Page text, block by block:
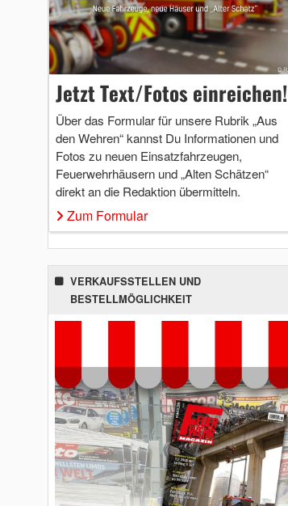
Jetzt Text/Fotos einreichen!
Über das Formular für unsere Rubrik „Aus
den Wehren“ kannst Du Informationen und
Fotos zu neuen Einsatzfahrzeugen,
Feuerwehrhäusern und „Alten Schätzen“
direkt an die Redaktion übermitteln.
Zum Formular
VERKAUFSSTELLEN UND
BESTELLMÖGLICHKEIT